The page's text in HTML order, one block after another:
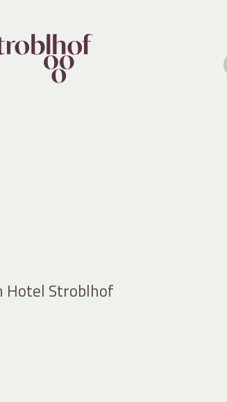
Hotel Stroblhof